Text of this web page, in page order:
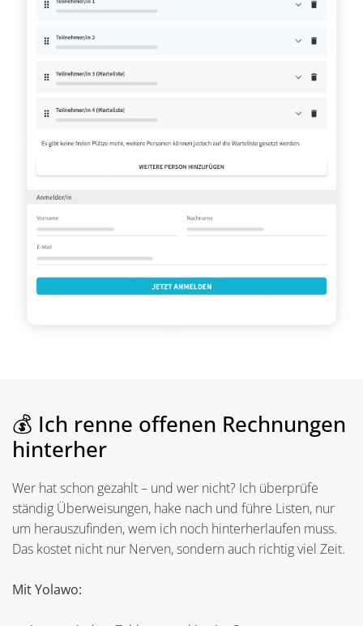
💰 Ich renne offenen Rechnungen
hinterher
Wer hat schon gezahlt – und wer nicht? Ich überprüfe
ständig Überweisungen, hake nach und führe Listen, nur
um herauszufinden, wem ich noch hinterherlaufen muss.
Das kostet nicht nur Nerven, sondern auch richtig viel Zeit.
Mit Yolawo: